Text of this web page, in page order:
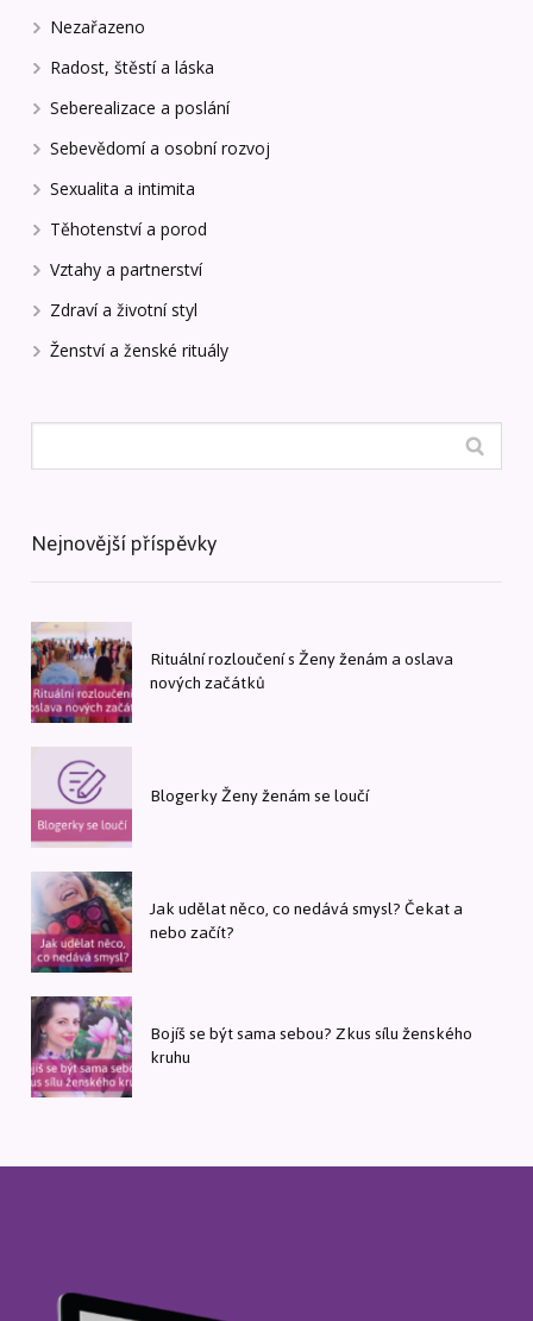
Nezařazeno
Radost, štěstí a láska
Seberealizace a poslání
Sebevědomí a osobní rozvoj
Sexualita a intimita
Těhotenství a porod
Vztahy a partnerství
Zdraví a životní styl
Ženství a ženské rituály
Nejnovější příspěvky
Rituální rozloučení s Ženy ženám a oslava
nových začátků
Blogerky Ženy ženám se loučí
Jak udělat něco, co nedává smysl? Čekat a
nebo začít?
Bojíš se být sama sebou? Zkus sílu ženského
kruhu